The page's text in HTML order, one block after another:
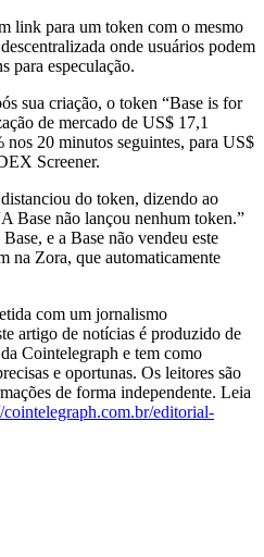
link para um token com o mesmo
onde usuários podem
para especulação.
sua criação, o token “Base is for
de mercado de US$ 17,1
20 minutos seguintes, para US$
Screener.
do token, dizendo ao
Base não lançou nenhum token.”
e a Base não vendeu este
na Zora, que automaticamente
com um jornalismo
artigo de notícias é produzido de
Cointelegraph e tem como
e oportunas. Os leitores são
de forma independente. Leia
cointelegraph.com.br/editorial-